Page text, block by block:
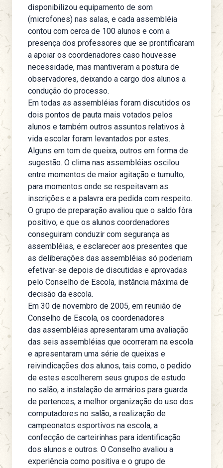
disponibilizou equipamento de som
(microfones) nas salas, e cada assembléia
contou com cerca de 100 alunos e com a
presença dos professores que se prontificaram
a apoiar os coordenadores caso houvesse
necessidade, mas mantiveram a postura de
observadores, deixando a cargo dos alunos a
condução do processo.
Em todas as assembléias foram discutidos os
dois pontos de pauta mais votados pelos
alunos e também outros assuntos relativos à
vida escolar foram levantados por estes.
Alguns em tom de queixa, outros em forma de
sugestão. O clima nas assembléias oscilou
entre momentos de maior agitação e tumulto,
para momentos onde se respeitavam as
inscrições e a palavra era pedida com respeito.
O grupo de preparação avaliou que o saldo fôra
positivo, e que os alunos coordenadores
conseguiram conduzir com segurança as
assembléias, e esclarecer aos presentes que
as deliberações das assembléias só poderiam
efetivar-se depois de discutidas e aprovadas
pelo Conselho de Escola, instância máxima de
decisão da escola.
Em 30 de novembro de 2005, em reunião de
Conselho de Escola, os coordenadores
das assembléias apresentaram uma avaliação
das seis assembléias que ocorreram na escola
e apresentaram uma série de queixas e
reivindicações dos alunos, tais como, o pedido
de estes escolherem seus grupos de estudo
no salão, a instalação de armários para guarda
de pertences, a melhor organização do uso dos
computadores no salão, a realização de
campeonatos esportivos na escola, a
confecção de carteirinhas para identificação
dos alunos e outros. O Conselho avaliou a
experiência como positiva e o grupo de